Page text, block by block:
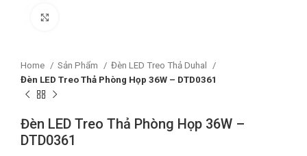
Home Sản Phẩm
Đèn LED Treo Thả Duhal
Đèn LED Treo Thả Phòng Họp 36W – DTD0361
Đèn LED Treo Thả Phòng Họp 36W –
DTD0361